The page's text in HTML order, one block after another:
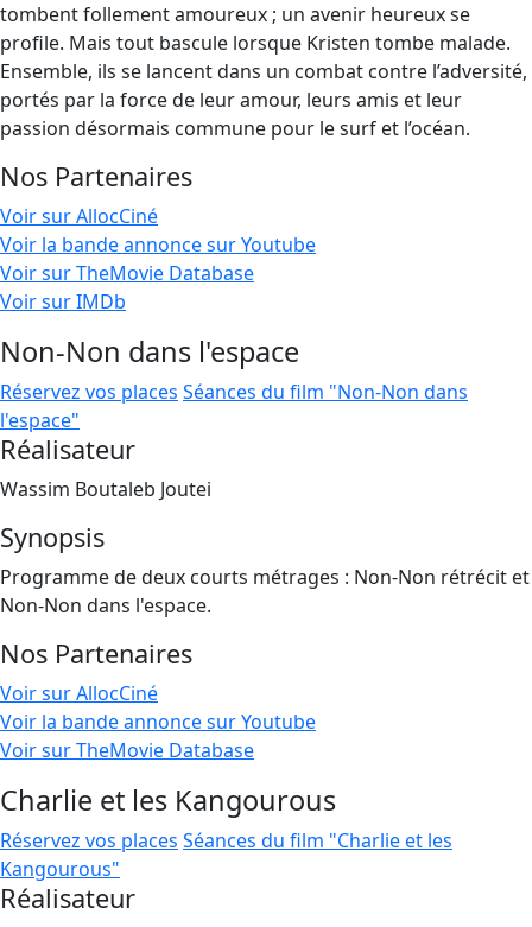
tombent follement amoureux ; un avenir heureux se
profile. Mais tout bascule lorsque Kristen tombe malade.
Ensemble, ils se lancent dans un combat contre l’adversité,
portés par la force de leur amour, leurs amis et leur
passion désormais commune pour le surf et l’océan.
Nos Partenaires
Voir sur AllocCiné
Voir la bande annonce sur Youtube
Voir sur TheMovie Database
Voir sur IMDb
Non-Non dans l'espace
Réservez vos places Séances du film "Non-Non dans
l'espace"
Réalisateur
Wassim Boutaleb Joutei
Synopsis
Programme de deux courts métrages : Non-Non rétrécit et
Non-Non dans l'espace.
Nos Partenaires
Voir sur AllocCiné
Voir la bande annonce sur Youtube
Voir sur TheMovie Database
Charlie et les Kangourous
Réservez vos places Séances du film "Charlie et les
Kangourous"
Réalisateur